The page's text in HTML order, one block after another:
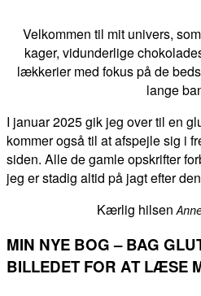
Velkommen til mit univers,
kager, vidunderlige
lækkerier med fokus på de
lange
I januar 2025 gik jeg over til en
kommer også til at afspejle sig i
siden. Alle de gamle opskrifter
jeg er stadig altid på jagt efter
Kærlig hilsen
MIN NYE BOG – BAG
BILLEDET FOR AT LÆSE